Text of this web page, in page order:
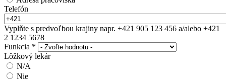
Telefón
Vyplňte s predvoľbou krajiny napr. +421 905 123 456 a/alebo +421
2 1234 5678
Funkcia *
Lôžkový lekár
N/A
Nie